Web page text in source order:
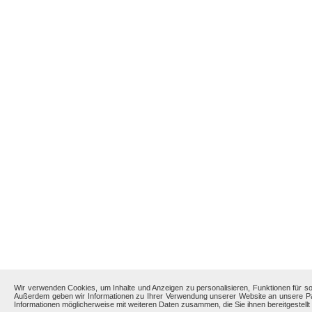
Wir verwenden Cookies, um Inhalte und Anzeigen zu personalisieren, Funktionen für
Außerdem geben wir Informationen zu Ihrer Verwendung unserer Website an unsere
Informationen möglicherweise mit weiteren Daten zusammen, die Sie ihnen